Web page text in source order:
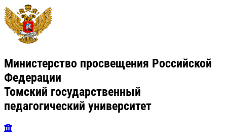
Министерство просвещения Российской
Федерации
Томский государственный
педагогический университет